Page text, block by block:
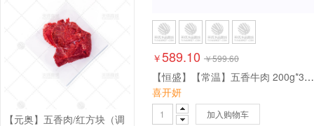
【元奥】五香肉/红方块（调
￥589.10 ￥599.60
【恒盛】【常温】五香牛肉 200g*30包 6kg
喜开妍
加入购物车